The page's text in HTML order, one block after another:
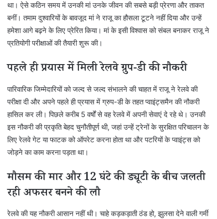
था। ऐसे कठिन समय में उनकी मां उनके जीवन की सबसे बड़ी प्रेरणा और ताकत
बनीं। तमाम दुश्वारियों के बावजूद मां ने राजू का हौसला टूटने नहीं दिया और उन्हें
हमेशा आगे बढ़ने के लिए प्रेरित किया। मां के इसी विश्वास को संबल बनाकर राजू ने
प्रतियोगी परीक्षाओं की तैयारी शुरू की।
पहले ही प्रयास में मिली रेलवे ग्रुप-डी की नौकरी
पारिवारिक जिम्मेदारियों को जल्द से जल्द संभालने की चाहत में राजू ने रेलवे की
परीक्षा दी और अपने पहले ही प्रयास में ग्रुप-डी के तहत प्वाइंट्समैन की नौकरी
हासिल कर ली। पिछले करीब 5 वर्षों से वह रेलवे में अपनी सेवाएं दे रहे थे। उनकी
इस नौकरी की प्रकृति बेहद चुनौतीपूर्ण थी, जहां उन्हें ट्रेनों के सुरक्षित परिचालन के
लिए रेलवे गेट या फाटक को ऑपरेट करना होता था और पटरियों के प्वाइंट्स को
जोड़ने का काम करना पड़ता था।
मौसम की मार और 12 घंटे की ड्यूटी के बीच जलती
रही अफसर बनने की लौ
रेलवे की यह नौकरी आसान नहीं थी। चाहे कड़कड़ाती ठंड हो, झुलसा देने वाली गर्मी